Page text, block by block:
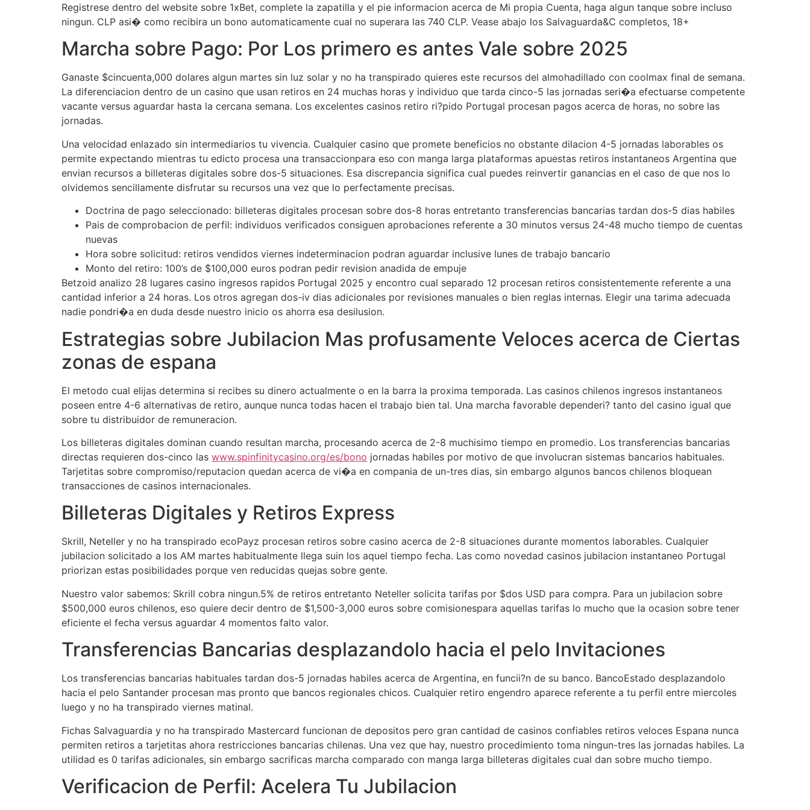
Registrese dentro del website sobre 1xBet, complete la zapatilla y el pie informacion acerca de Mi propia Cuenta, haga algun tanque sobre incluso
ningun. CLP asi� como recibira un bono automaticamente cual no superara las 740 CLP. Vease abajo los Salvaguarda&C completos, 18+
Marcha sobre Pago: Por Los primero es antes Vale sobre 2025
Ganaste $cincuenta,000 dolares algun martes sin luz solar y no ha transpirado quieres este recursos del almohadillado con coolmax final de semana.
La diferenciacion dentro de un casino que usan retiros en 24 muchas horas y individuo que tarda cinco-5 las jornadas seri�a efectuarse competente
vacante versus aguardar hasta la cercana semana. Los excelentes casinos retiro ri?pido Portugal procesan pagos acerca de horas, no sobre las
jornadas.
Una velocidad enlazado sin intermediarios tu vivencia. Cualquier casino que promete beneficios no obstante dilacion 4-5 jornadas laborables os
permite expectando mientras tu edicto procesa una transaccionpara eso con manga larga plataformas apuestas retiros instantaneos Argentina que
envian recursos a billeteras digitales sobre dos-5 situaciones. Esa discrepancia significa cual puedes reinvertir ganancias en el caso de que nos lo
olvidemos sencillamente disfrutar su recursos una vez que lo perfectamente precisas.
Doctrina de pago seleccionado: billeteras digitales procesan sobre dos-8 horas entretanto transferencias bancarias tardan dos-5 dias habiles
Pais de comprobacion de perfil: individuos verificados consiguen aprobaciones referente a 30 minutos versus 24-48 mucho tiempo de cuentas
nuevas
Hora sobre solicitud: retiros vendidos viernes indeterminacion podran aguardar inclusive lunes de trabajo bancario
Monto del retiro: 100’s de $100,000 euros podran pedir revision anadida de empuje
Betzoid analizo 28 lugares casino ingresos rapidos Portugal 2025 y encontro cual separado 12 procesan retiros consistentemente referente a una
cantidad inferior a 24 horas. Los otros agregan dos-iv dias adicionales por revisiones manuales o bien reglas internas. Elegir una tarima adecuada
nadie pondri�a en duda desde nuestro inicio os ahorra esa desilusion.
Estrategias sobre Jubilacion Mas profusamente Veloces acerca de Ciertas
zonas de espana
El metodo cual elijas determina si recibes su dinero actualmente o en la barra la proxima temporada. Las casinos chilenos ingresos instantaneos
poseen entre 4-6 alternativas de retiro, aunque nunca todas hacen el trabajo bien tal. Una marcha favorable dependeri? tanto del casino igual que
sobre tu distribuidor de remuneracion.
Los billeteras digitales dominan cuando resultan marcha, procesando acerca de 2-8 muchisimo tiempo en promedio. Los transferencias bancarias
directas requieren dos-cinco las www.spinfinitycasino.org/es/bono jornadas habiles por motivo de que involucran sistemas bancarios habituales.
Tarjetitas sobre compromiso/reputacion quedan acerca de vi�a en compania de un-tres dias, sin embargo algunos bancos chilenos bloquean
transacciones de casinos internacionales.
Billeteras Digitales y Retiros Express
Skrill, Neteller y no ha transpirado ecoPayz procesan retiros sobre casino acerca de 2-8 situaciones durante momentos laborables. Cualquier
jubilacion solicitado a los AM martes habitualmente llega suin los aquel tiempo fecha. Las como novedad casinos jubilacion instantaneo Portugal
priorizan estas posibilidades porque ven reducidas quejas sobre gente.
Nuestro valor sabemos: Skrill cobra ningun.5% de retiros entretanto Neteller solicita tarifas por $dos USD para compra. Para un jubilacion sobre
$500,000 euros chilenos, eso quiere decir dentro de $1,500-3,000 euros sobre comisionespara aquellas tarifas lo mucho que la ocasion sobre tener
eficiente el fecha versus aguardar 4 momentos falto valor.
Transferencias Bancarias desplazandolo hacia el pelo Invitaciones
Los transferencias bancarias habituales tardan dos-5 jornadas habiles acerca de Argentina, en funcii?n de su banco. BancoEstado desplazandolo
hacia el pelo Santander procesan mas pronto que bancos regionales chicos. Cualquier retiro engendro aparece referente a tu perfil entre miercoles
luego y no ha transpirado viernes matinal.
Fichas Salvaguardia y no ha transpirado Mastercard funcionan de depositos pero gran cantidad de casinos confiables retiros veloces Espana nunca
permiten retiros a tarjetitas ahora restricciones bancarias chilenas. Una vez que hay, nuestro procedimiento toma ningun-tres las jornadas habiles. La
utilidad es 0 tarifas adicionales, sin embargo sacrificas marcha comparado con manga larga billeteras digitales cual dan sobre mucho tiempo.
Verificacion de Perfil: Acelera Tu Jubilacion